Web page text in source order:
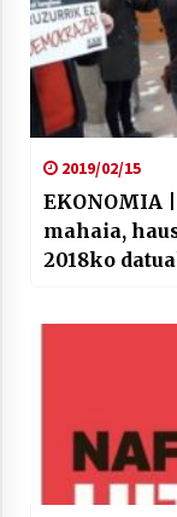
2019/02/15
EKONOMIA
mahaia,
2018ko